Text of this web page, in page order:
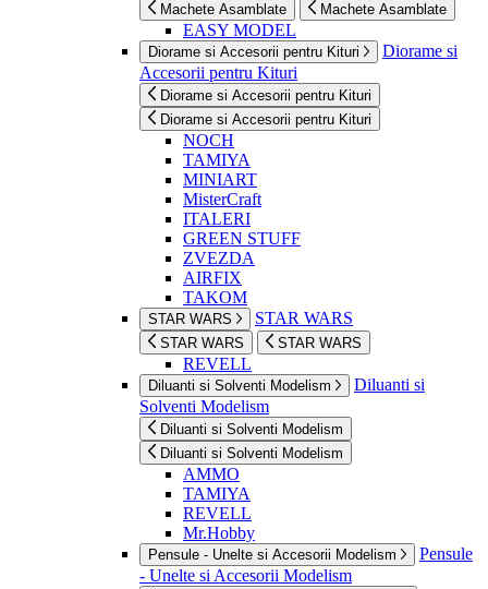
Machete Asamblate Machete Asamblate
EASY MODEL
Diorame si Accesorii pentru Kituri
Diorame si
Accesorii pentru Kituri
Diorame si Accesorii pentru Kituri
Diorame si Accesorii pentru Kituri
NOCH
TAMIYA
MINIART
MisterCraft
ITALERI
GREEN STUFF
ZVEZDA
AIRFIX
TAKOM
STAR WARS STAR WARS
STAR WARS STAR WARS
REVELL
Diluanti si Solventi Modelism
Diluanti si
Solventi Modelism
Diluanti si Solventi Modelism
Diluanti si Solventi Modelism
AMMO
TAMIYA
REVELL
Mr.Hobby
Pensule - Unelte si Accesorii Modelism
Pensule
- Unelte si Accesorii Modelism